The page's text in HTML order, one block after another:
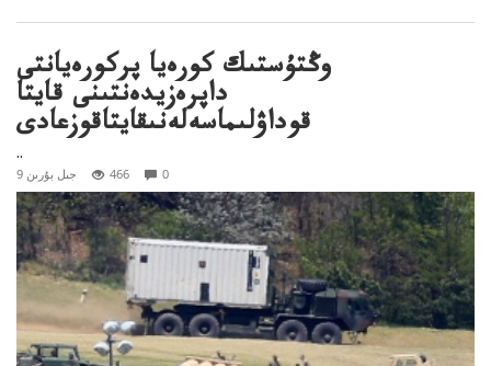
وڭتۇستىك كورەيا پركورەيانتى
داپرەزيدەنتىنى قايتا
قوداۋلىماسەلەنىقايتاقوزعادى
..
9 جىل بۇرىن 466 0